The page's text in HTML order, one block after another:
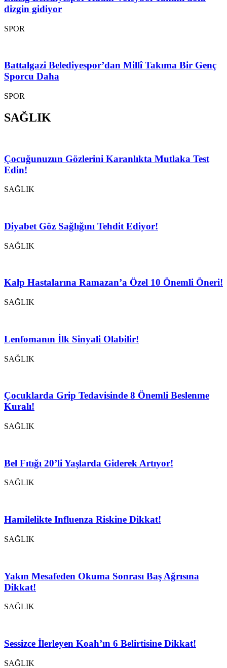
dizgin gidiyor
SPOR
Battalgazi Belediyespor’dan Millî Takıma Bir Genç
Sporcu Daha
SPOR
SAĞLIK
Çocuğunuzun Gözlerini Karanlıkta Mutlaka Test
Edin!
SAĞLIK
Diyabet Göz Sağlığını Tehdit Ediyor!
SAĞLIK
Kalp Hastalarına Ramazan’a Özel 10 Önemli Öneri!
SAĞLIK
Lenfomanın İlk Sinyali Olabilir!
SAĞLIK
Çocuklarda Grip Tedavisinde 8 Önemli Beslenme
Kuralı!
SAĞLIK
Bel Fıtığı 20’li Yaşlarda Giderek Artıyor!
SAĞLIK
Hamilelikte Influenza Riskine Dikkat!
SAĞLIK
Yakın Mesafeden Okuma Sonrası Baş Ağrısına
Dikkat!
SAĞLIK
Sessizce İlerleyen Koah’ın 6 Belirtisine Dikkat!
SAĞLIK